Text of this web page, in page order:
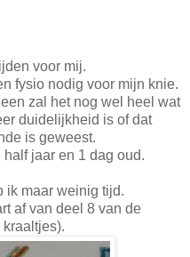
voor mij.
fysio nodig voor mijn knie.
zal het nog wel heel wat
duidelijkheid is of dat
is geweest.
jaar en 1 dag oud.
ik maar weinig tijd.
af van deel 8 van de